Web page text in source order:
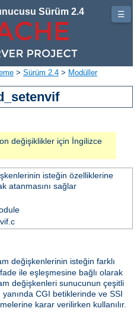
Sürüm 2.4
> Sürüm 2.4 > Modüller
değişiklikler için İngilizce
isteğin özelliklerine
atanmasını sağlar
değişkenlerinin isteğin farklı
ile eşleşmesine bağlı olarak
değişkenleri sunucunun çeşitli
yanında CGI betiklerinde ve SSI
karar verilirken kullanılır.
☰